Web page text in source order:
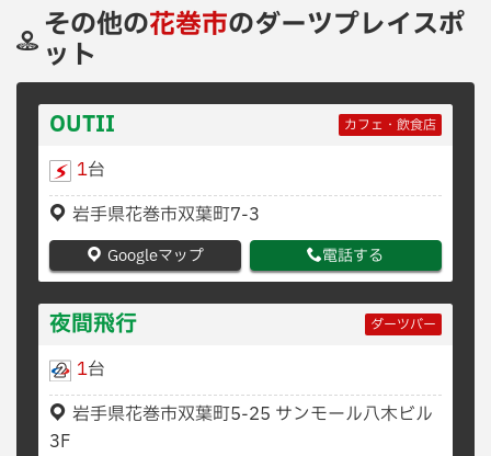
その他の花巻市のダーツプレイスポ
ット
OUTII カフェ・飲食店
1台
岩手県花巻市双葉町7-3
Googleマップ 電話する
夜間飛行 ダーツバー
1台
岩手県花巻市双葉町5-25 サンモール八木ビル
3F